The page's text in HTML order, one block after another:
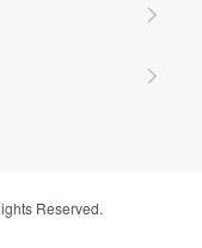
Reserved.